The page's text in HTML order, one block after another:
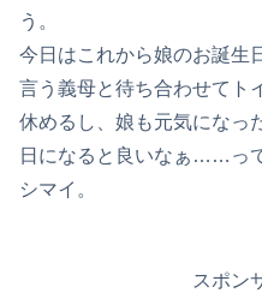
う。
今日はこれから娘のお誕生
言う義母と待ち合わせてト
休めるし、娘も元気になっ
日になると良いなぁ……っ
シマイ。
スポン